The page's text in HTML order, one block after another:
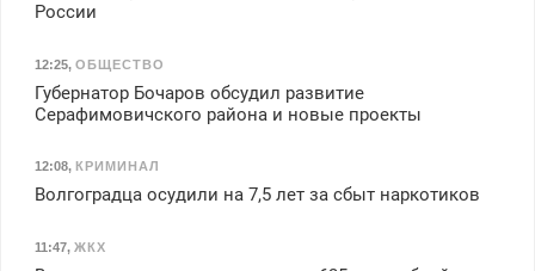
России
12:25, ОБЩЕСТВО
Губернатор Бочаров обсудил развитие
Серафимовичского района и новые проекты
12:08, КРИМИНАЛ
Волгоградца осудили на 7,5 лет за сбыт наркотиков
11:47, ЖКХ